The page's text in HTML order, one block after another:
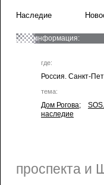
Наследие
информация:
где:
Россия. Санкт-
тема:
Дом Рогова;
наследие
проспекта и